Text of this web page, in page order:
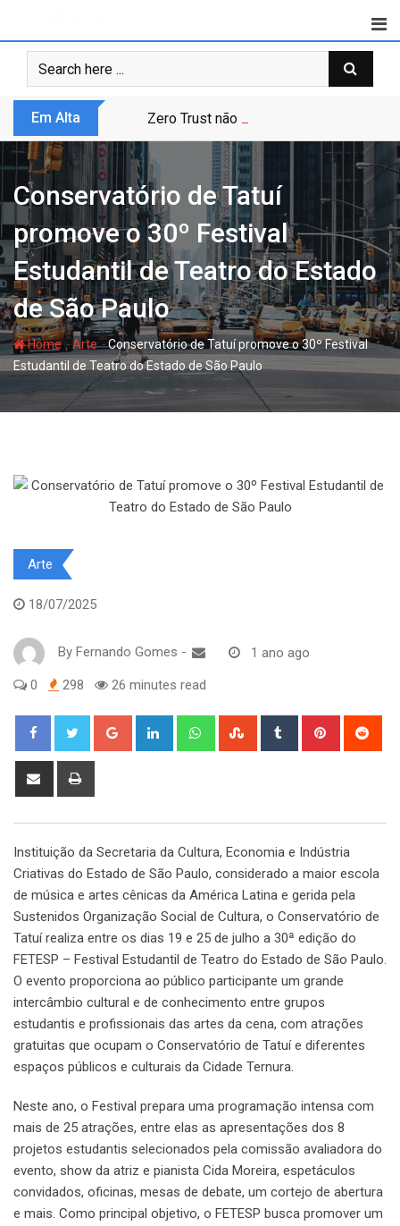
content
Em Alta Zero Trust não é modismo, é
Conservatório de Tatuí
promove o 30º Festival
Estudantil de Teatro do Estado
de São Paulo
Home-Arte-Conservatório de Tatuí promove o 30º Festival
Estudantil de Teatro do Estado de São Paulo
Arte
18/07/2025
By Fernando Gomes - 1 ano ago
0 298 26 minutes read
Google+ LinkedIn WhatsappStumbleUpon
Tumblr Pinterest
Share
Instituição da Secretaria da Cultura, Economia e Indústria
Criativas do Estado de São Paulo, considerado a maior escola
de música e artes cênicas da América Latina e gerida pela
Sustenidos Organização Social de Cultura, o Conservatório de
Tatuí realiza entre os dias 19 e 25 de julho a 30ª edição do
FETESP – Festival Estudantil de Teatro do Estado de São Paulo.
O evento proporciona ao público participante um grande
intercâmbio cultural e de conhecimento entre grupos
estudantis e profissionais das artes da cena, com atrações
gratuitas que ocupam o Conservatório de Tatuí e diferentes
espaços públicos e culturais da Cidade Ternura.
Neste ano, o Festival prepara uma programação intensa com
mais de 25 atrações, entre elas as apresentações dos 8
projetos estudantis selecionados pela comissão avaliadora do
evento, show da atriz e pianista Cida Moreira, espetáculos
convidados, oficinas, mesas de debate, um cortejo de abertura
e mais. Como principal objetivo, o FETESP busca promover um